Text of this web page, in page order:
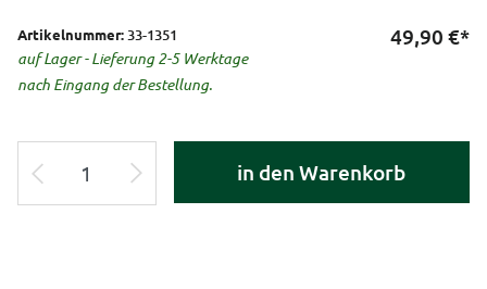
Artikelnummer: 33-1351
auf Lager - Lieferung 2-5 Werktage
nach Eingang der Bestellung.
49,90 €*
in den Warenkorb